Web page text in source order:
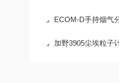
ECOM-D手持烟气分析仪助力工
加野3905尘埃粒子计数器在洁净室监测